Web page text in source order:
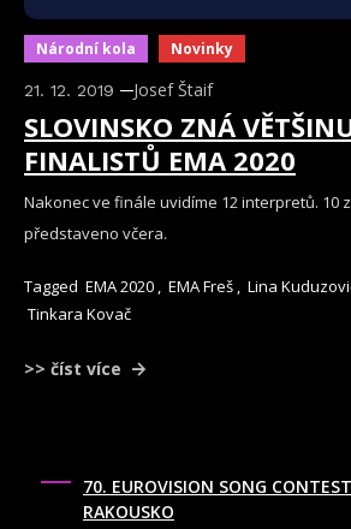
Národní kola Novinky
21. 12. 2019 Josef Štaif
SLOVINSKO ZNÁ
FINALISTŮ EMA 2020
Nakonec ve finále uvidíme 12 interpretů. 10
představeno včera.
Tagged EMA 2020 , EMA Freš , Lina
Tinkara Kovač
>> číst více
70. EUROVISION SONG
RAKOUSKO